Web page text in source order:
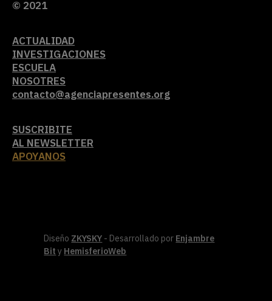
© 2021
ACTUALIDAD
INVESTIGACIONES
ESCUELA
NOSOTRES
contacto@agenciapresentes.org
SUSCRIBITE
AL NEWSLETTER
APOYANOS
Diseño ZKYSKY - Desarrollado por Enjambre
Bit y HemisferioWeb